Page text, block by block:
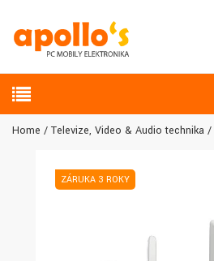
Home Televize, Video & Audio technika
ZÁRUKA 3 ROKY